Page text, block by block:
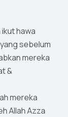
hawa
sebelum
mereka
&
mereka
Allah Azza